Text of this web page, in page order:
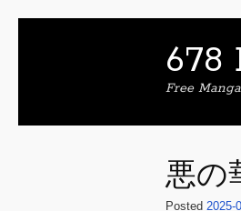
678
Free
悪の
Posted 2025-